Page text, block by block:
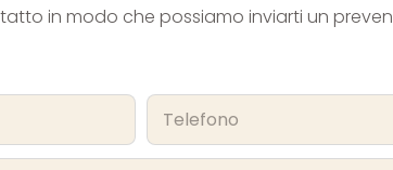
in modo che possiamo inviarti un
Telefono